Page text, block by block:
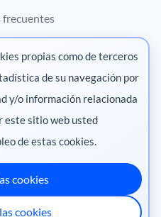
frecuentes
digital
México
·
Ecuador·Perú·
propias como de terceros
de su navegación por
y/o información relacionada
este sitio web usted
de estas cookies.
cookies
cookies